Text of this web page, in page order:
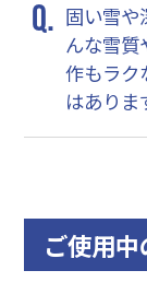
固い雪や
んな雪質
作もラク
はありま
ご使用